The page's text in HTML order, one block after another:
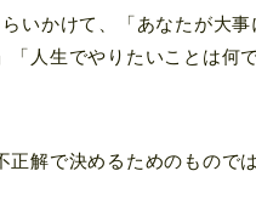
いかけて、「あなたが大
「人生でやりたいことは何
正解で決めるためのもので